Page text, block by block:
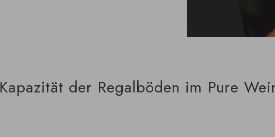
Kapazität der Regalböden im Pure